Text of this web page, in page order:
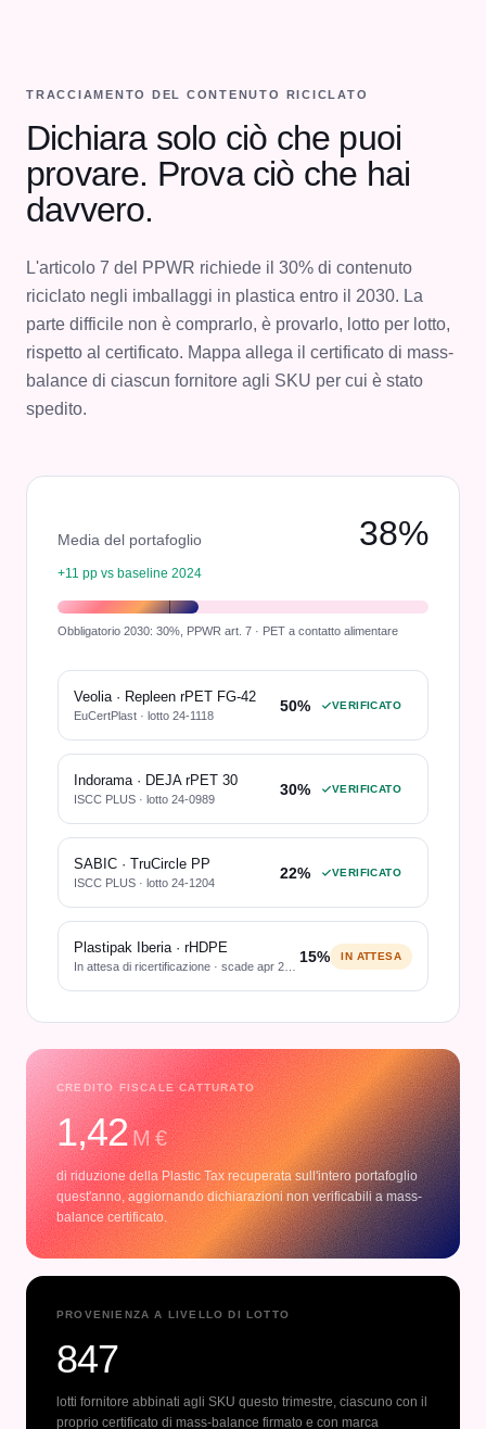
TRACCIAMENTO DEL CONTENUTO RICICLATO
Dichiara solo ciò che puoi
provare. Prova ciò che hai
davvero.
L'articolo 7 del PPWR richiede il 30% di contenuto
riciclato negli imballaggi in plastica entro il 2030. La
parte difficile non è comprarlo, è provarlo, lotto per lotto,
rispetto al certificato. Mappa allega il certificato di mass-
balance di ciascun fornitore agli SKU per cui è stato
spedito.
Media del portafoglio 38%
+11 pp vs baseline 2024
Obbligatorio 2030: 30%, PPWR art. 7 · PET a contatto alimentare
Veolia · Repleen rPET FG-42
EuCertPlast · lotto 24-1118
50% VERIFICATO
Indorama · DEJA rPET 30
ISCC PLUS · lotto 24-0989
30% VERIFICATO
SABIC · TruCircle PP
ISCC PLUS · lotto 24-1204
22% VERIFICATO
Plastipak Iberia · rHDPE 15% IN ATTESA
CREDITO FISCALE CATTURATO
1,42M €
di riduzione della Plastic Tax recuperata sull'intero portafoglio
quest'anno, aggiornando dichiarazioni non verificabili a mass-
balance certificato.
PROVENIENZA A LIVELLO DI LOTTO
847
lotti fornitore abbinati agli SKU questo trimestre, ciascuno con il
proprio certificato di mass-balance firmato e con marca